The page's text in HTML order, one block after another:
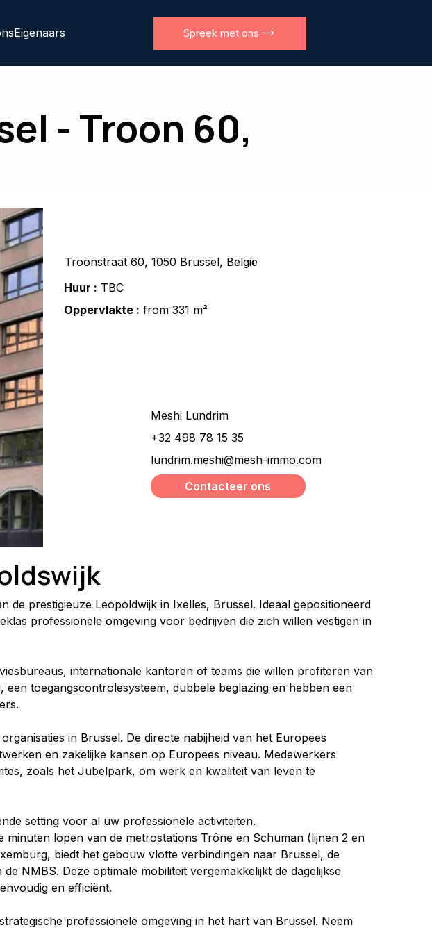
Eigenaars Spreek met ons
- Troon 60,
Troonstraat 60, 1050 Brussel, België
Huur : TBC
Oppervlakte : from 331 m²
Meshi Lundrim
+32 498 78 15 35
lundrim.meshi@mesh-immo.com
Contacteer ons
de prestigieuze Leopoldwijk in Ixelles, Brussel. Ideaal gepositioneerd
professionele omgeving voor bedrijven die zich willen vestigen in
internationale kantoren of teams die willen profiteren van
toegangscontrolesysteem, dubbele beglazing en hebben een
in Brussel. De directe nabijheid van het Europees
en zakelijke kansen op Europees niveau. Medewerkers
zoals het Jubelpark, om werk en kwaliteit van leven te
setting voor al uw professionele activiteiten.
lopen van de metrostations Trône en Schuman (lijnen 2 en
biedt het gebouw vlotte verbindingen naar Brussel, de
NMBS. Deze optimale mobiliteit vergemakkelijkt de dagelijkse
en efficiënt.
professionele omgeving in het hart van Brussel. Neem